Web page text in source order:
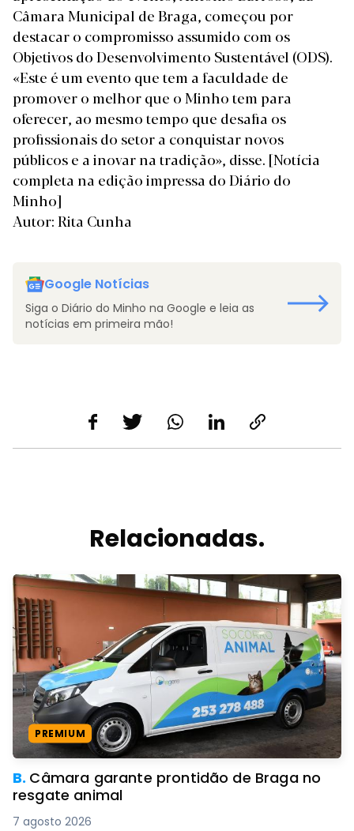
Câmara Municipal de Braga, começou por
destacar o compromisso assumido com os
Objetivos do Desenvolvimento Sustentável (ODS).
«Este é um evento que tem a faculdade de
promover o melhor que o Minho tem para
oferecer, ao mesmo tempo que desafia os
profissionais do setor a conquistar novos
públicos e a inovar na tradição», disse. [Notícia
completa na edição impressa do Diário do
Minho]
Autor: Rita Cunha
Google Notícias
Siga o Diário do Minho na Google e leia as
notícias em primeira mão!
Relacionadas.
PREMIUM
B. Câmara garante prontidão de Braga no
resgate animal
7 agosto 2026